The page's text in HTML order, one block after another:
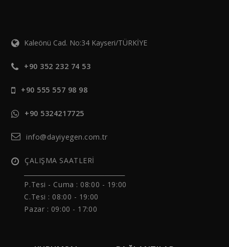
Kaleönü Cad. No:34 Kayseri/TÜRKİYE
+90 352 232 74 53
+90 555 557 98 98
+90 5324217725
info@dayiyegen.com.tr
ÇALIŞMA SAATLERİ
P.Tesi - Cuma : 08:00 - 19:00
C.Tesi : 08:00 - 19:00
Pazar : 09:00 - 17:00